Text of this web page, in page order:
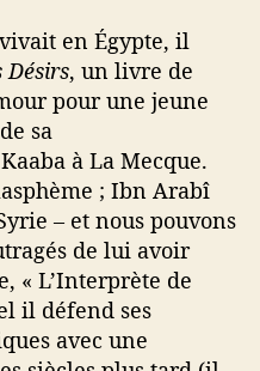
en Égypte, il
Désirs, un livre de
pour une jeune
sa
à La Mecque.
; Ibn Arabî
– et nous pouvons
de lui avoir
« L’Interprète de
il défend ses
avec une